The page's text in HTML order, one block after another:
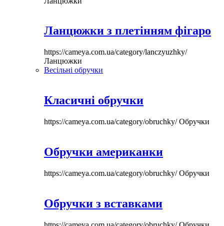
Ланцюжки з плетінням фігаро
https://cameya.com.ua/category/lanczyuzhky/
Ланцюжки
Весільні обручки
Класичні обручки
https://cameya.com.ua/category/obruchky/Обручки
Обручки американки
https://cameya.com.ua/category/obruchky/Обручки
Обручки з вставками